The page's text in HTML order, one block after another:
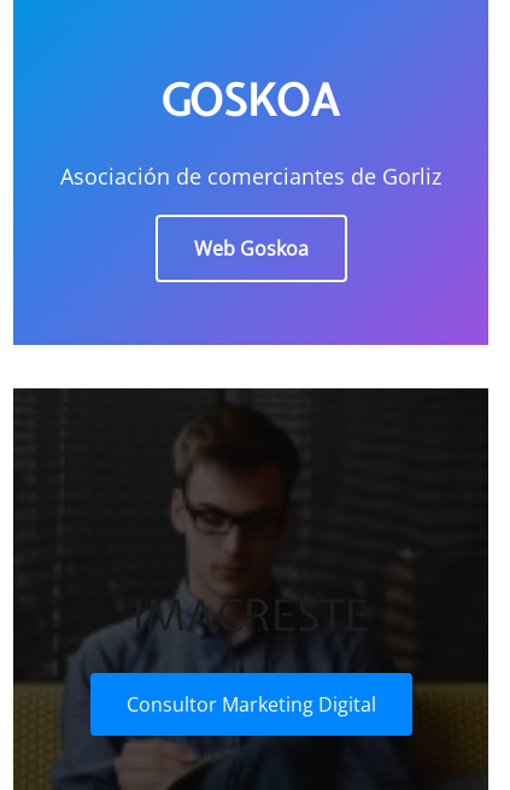
GOSKOA
Asociación de comerciantes de Gorliz
Web Goskoa
IMACRESTE
Consultor Marketing Digital